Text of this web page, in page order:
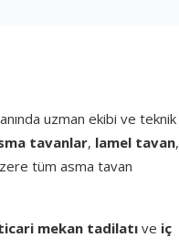
uzman ekibi ve teknik
tavanlar, lamel tavan,
tüm asma tavan
mekan tadilatıve iç